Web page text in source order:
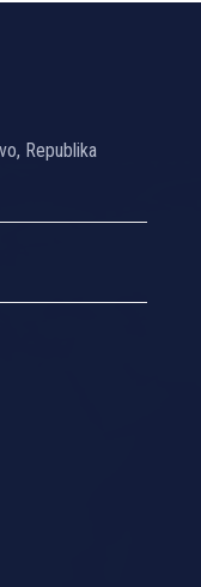
Republika